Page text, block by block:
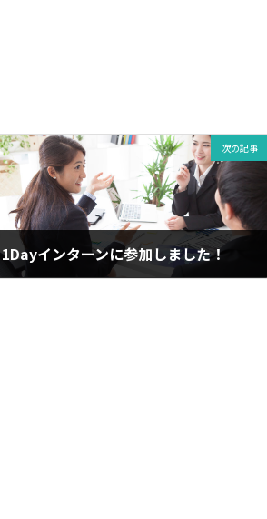
次の記事
1Dayインターンに参加しました！